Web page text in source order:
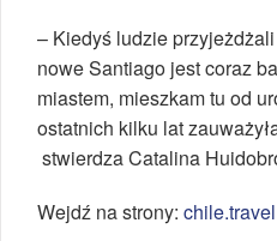
– Kiedyś ludzie
nowe Santiago jest coraz
miastem, mieszkam tu od
ostatnich kilku lat
stwierdza Catalina
Wejdź na strony: chile.travel